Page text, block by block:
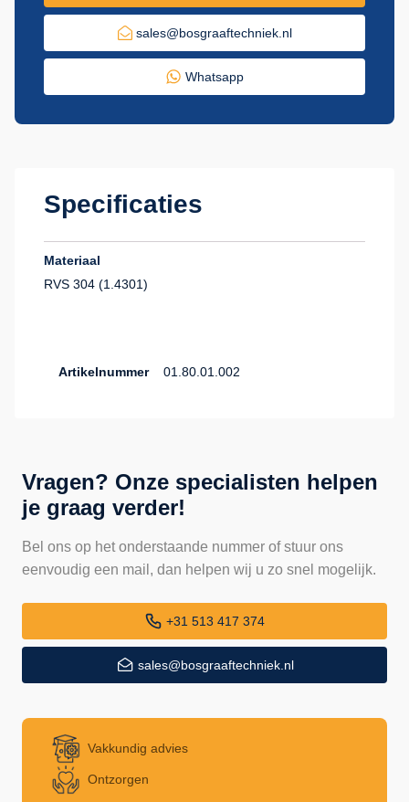
sales@bosgraaftechniek.nl
Whatsapp
Specificaties
Materiaal
RVS 304 (1.4301)
Artikelnummer 01.80.01.002
Vragen? Onze specialisten helpen
je graag verder!
Bel ons op het onderstaande nummer of stuur ons
eenvoudig een mail, dan helpen wij u zo snel mogelijk.
+31 513 417 374
sales@bosgraaftechniek.nl
Vakkundig advies
Ontzorgen